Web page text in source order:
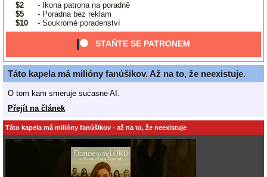
$2
- Ikona patrona na poradně
$5
- Poradna bez reklam
$10
- Soukromé poradenství
STAŇTE SE PATRONEM
Táto kapela má milióny fanúšikov. Až na to, že neexistuje.
O tom kam smeruje sucasne AI.
Přejít na článek
Táto kapela má milióny fanúšikov - až na to, že neexistuje